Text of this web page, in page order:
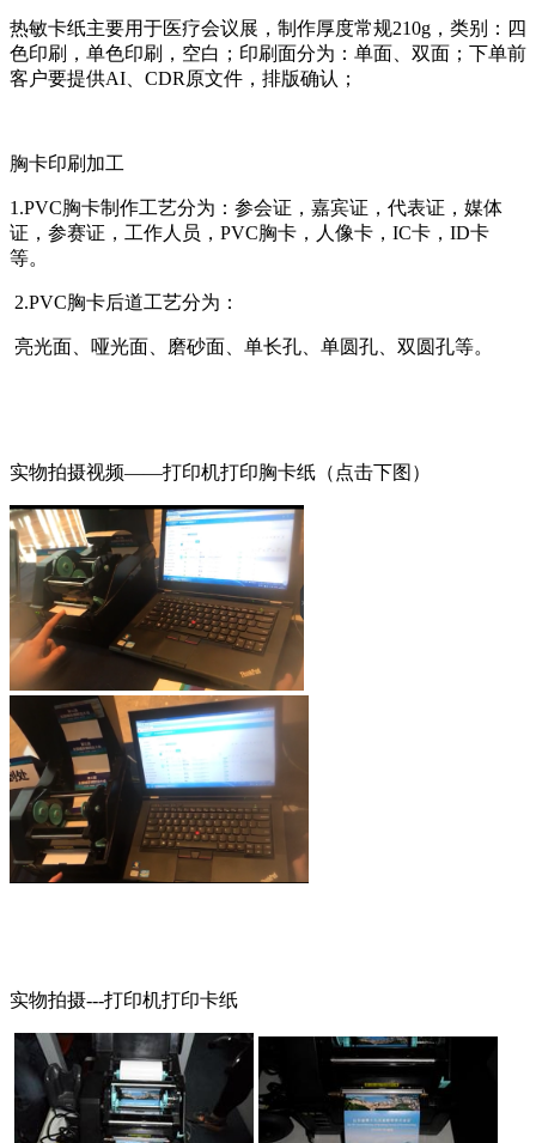
热敏卡纸主要用于医疗会议展，制作厚度常规210g，类别：四
色印刷，单色印刷，空白；印刷面分为：单面、双面；下单前
客户要提供AI、CDR原文件，排版确认；
胸卡印刷加工
1.PVC胸卡制作工艺分为：参会证，嘉宾证，代表证，媒体
证，参赛证，工作人员，PVC胸卡，人像卡，IC卡，ID卡
等。
2.PVC胸卡后道工艺分为：
亮光面、哑光面、磨砂面、单长孔、单圆孔、双圆孔等。
实物拍摄视频——打印机打印胸卡纸（点击下图）
实物拍摄---打印机打印卡纸